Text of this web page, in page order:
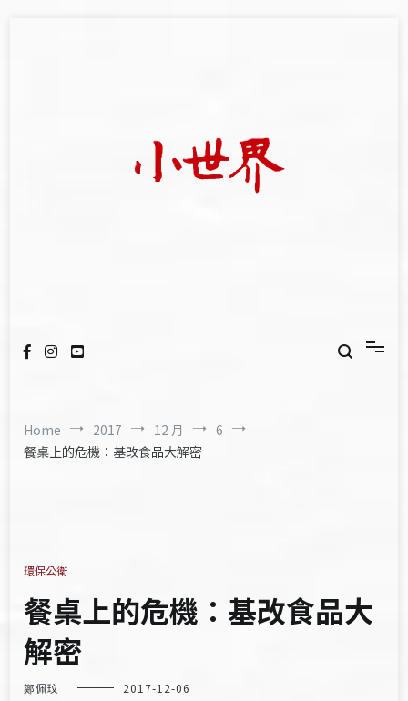
Home 2017 12 月
6
餐桌上的危機：基改食品大解密
環保公衛
餐桌上的危機：基改食品大
解密
鄭佩玟 2017-12-06